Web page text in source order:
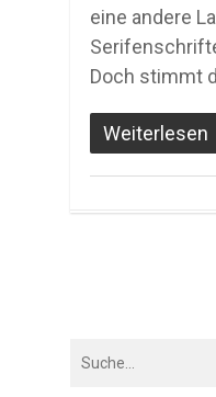
eine andere
Doch stimmt
Weiterlesen